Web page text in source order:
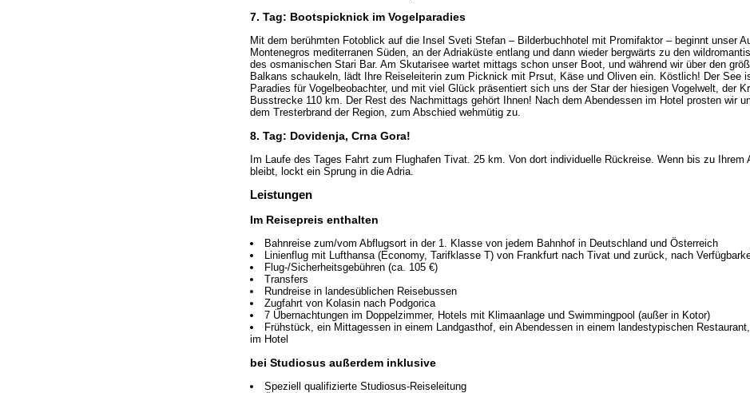
7. Tag: Bootspicknick im Vogelparadies
Mit dem berühmten Fotoblick auf die Insel Sveti Stefan – Bilderbuchhotel mit Promifaktor – beginnt unser
Montenegros mediterranen Süden, an der Adriaküste entlang und dann wieder bergwärts zu den
des osmanischen Stari Bar. Am Skutarisee wartet mittags schon unser Boot, und während wir über den
Balkans schaukeln, lädt Ihre Reiseleiterin zum Picknick mit Prsut, Käse und Oliven ein. Köstlich! Der See
Paradies für Vogelbeobachter, und mit viel Glück präsentiert sich uns der Star der hiesigen Vogelwelt, der
Busstrecke 110 km. Der Rest des Nachmittags gehört Ihnen! Nach dem Abendessen im Hotel prosten wir
dem Tresterbrand der Region, zum Abschied wehmütig zu.
8. Tag: Dovidenja, Crna Gora!
Im Laufe des Tages Fahrt zum Flughafen Tivat. 25 km. Von dort individuelle Rückreise. Wenn bis zu Ihrem
bleibt, lockt ein Sprung in die Adria.
Leistungen
Im Reisepreis enthalten
Bahnreise zum/vom Abflugsort in der 1. Klasse von jedem Bahnhof in Deutschland und Österreich
Linienflug mit Lufthansa (Economy, Tarifklasse T) von Frankfurt nach Tivat und zurück, nach
Flug-/Sicherheitsgebühren (ca. 105 €)
Transfers
Rundreise in landesüblichen Reisebussen
Zugfahrt von Kolasin nach Podgorica
7 Übernachtungen im Doppelzimmer, Hotels mit Klimaanlage und Swimmingpool (außer in Kotor)
Frühstück, ein Mittagessen in einem Landgasthof, ein Abendessen in einem landestypischen
im Hotel
bei Studiosus außerdem inklusive
Speziell qualifizierte Studiosus-Reiseleitung